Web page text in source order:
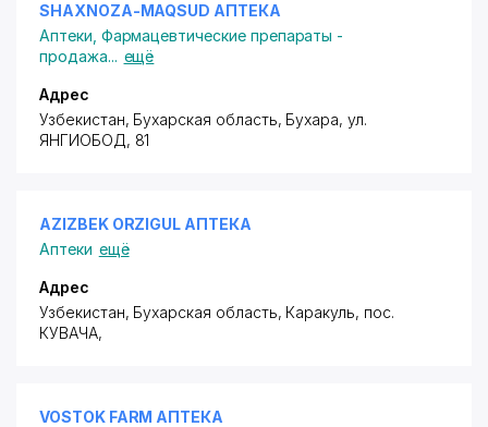
SHAXNOZA-MAQSUD АПТЕКА
Аптеки Фармацевтические препараты -
продажа... ещё
Адрес
Узбекистан, Бухарская область, Бухара,ул.
ЯНГИОБОД, 81
AZIZBEK ORZIGUL АПТЕКА
Аптеки ещё
Адрес
Узбекистан, Бухарская область, Каракуль, пос.
КУВАЧА,
VOSTOK FARM АПТЕКА